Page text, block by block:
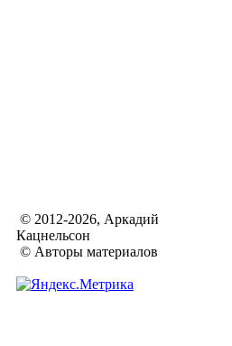
© 2012-2026, Аркадий
Кацнельсон
© Авторы материалов